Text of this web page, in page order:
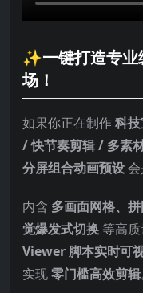
✨一键打造专
场！
如果你正在制作科
/ 快节奏剪辑 / 多素
分屏组合动画预设
内含 多画面网格、
觉爆发式切换 等高
Viewer 脚本实时可
实现零门槛高效剪辑